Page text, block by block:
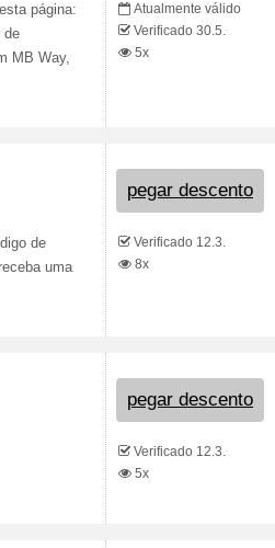
página:
de
MB Way,
Atualmente válido
Verificado 30.5.
5x
de
uma
pegar descento
Verificado 12.3.
8x
pegar descento
Verificado 12.3.
5x